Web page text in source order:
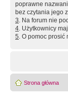
poprawne
bez czytania jego
3. Na forum nie
4. Użytkownicy
5. O pomoc prosić
Strona główna